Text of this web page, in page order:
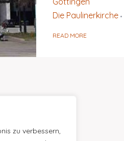
zu verbessern,
Die Paulinerkirche
READ MORE